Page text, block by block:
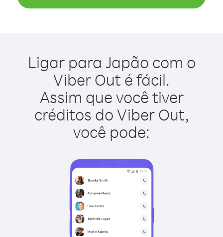
Ligar para Japão com o
Viber Out é fácil.
Assim que você tiver
créditos do Viber Out,
você pode: